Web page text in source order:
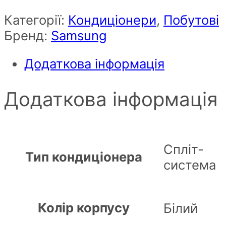
Категорії: Кондиціонери, Побутові
Бренд: Samsung
Додаткова інформація
Додаткова інформація
Тип кондиціонера
Спліт-
система
Колір корпусу Білий